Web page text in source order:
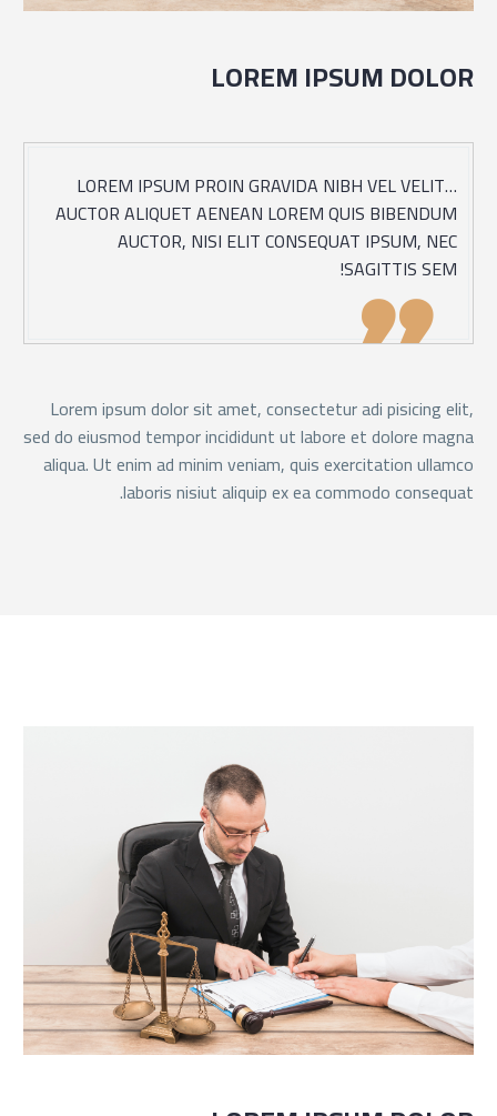
LOREM IPSUM DOLOR
…LOREM IPSUM PROIN GRAVIDA NIBH VEL VELIT
AUCTOR ALIQUET AENEAN LOREM QUIS BIBENDUM
AUCTOR, NISI ELIT CONSEQUAT IPSUM, NEC
SAGITTIS SEM!

Lorem ipsum dolor sit amet, consectetur adi pisicing elit,
sed do eiusmod tempor incididunt ut labore et dolore magna
aliqua. Ut enim ad minim veniam, quis exercitation ullamco
laboris nisiut aliquip ex ea commodo consequat.